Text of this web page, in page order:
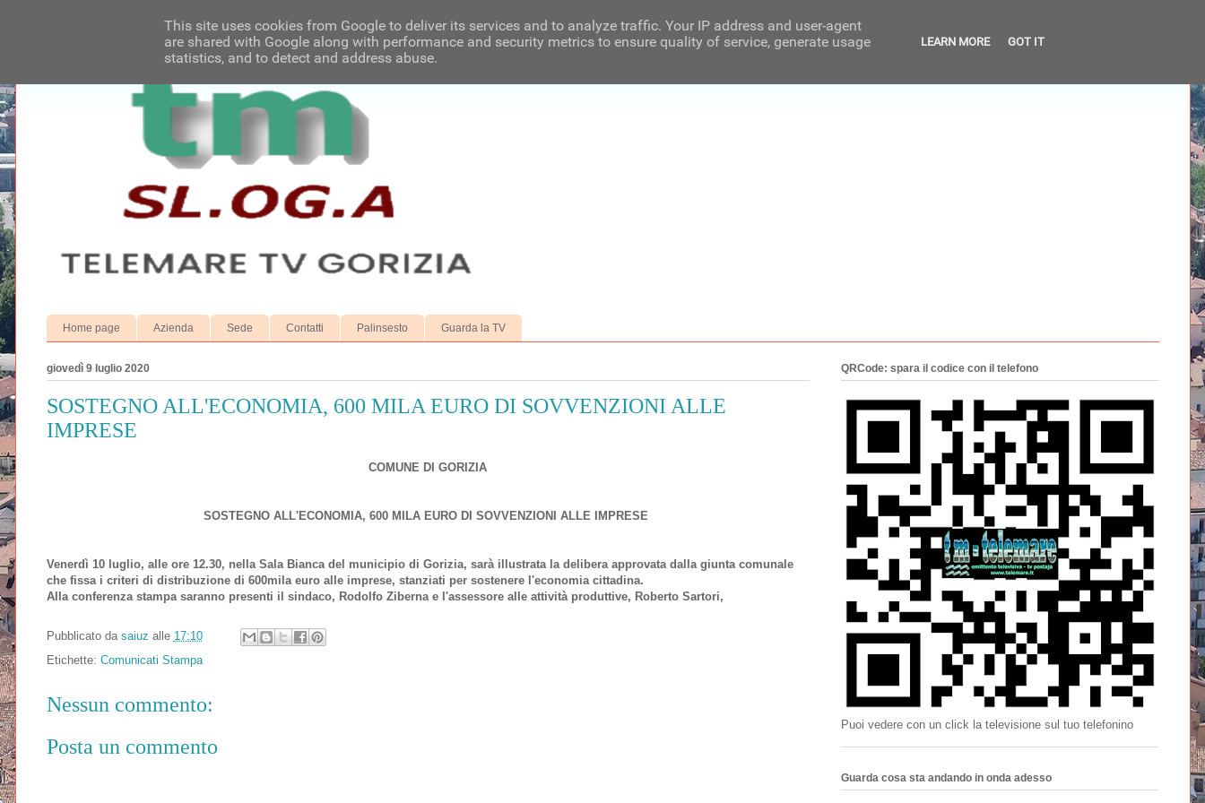
Home page Azienda Sede Contatti Palinsesto Guarda la TV
giovedì 9 luglio 2020
SOSTEGNO ALL'ECONOMIA, 600 MILA EURO DI SOVVENZIONI ALLE
IMPRESE
COMUNE DI GORIZIA
SOSTEGNO ALL'ECONOMIA, 600 MILA EURO DI SOVVENZIONI ALLE IMPRESE
Venerdì 10 luglio, alle ore 12.30, nella Sala Bianca del municipio di Gorizia, sarà illustrata la delibera approvata dalla giunta comunale
che fissa i criteri di distribuzione di 600mila euro alle imprese, stanziati per sostenere l'economia cittadina.
Alla conferenza stampa saranno presenti il sindaco, Rodolfo Ziberna e l'assessore alle attività produttive, Roberto Sartori,
Pubblicato da saiuz alle 17:10
Etichette: Comunicati Stampa
Nessun commento:
Posta un commento
QRCode: spara il codice con il telefono
Puoi vedere con un click la televisione sul tuo telefonino
Guarda cosa sta andando in onda adesso
This site uses cookies from Google to deliver its services and to analyze traffic. Your IP address and user-agent
are shared with Google along with performance and security metrics to ensure quality of service, generate usage
statistics, and to detect and address abuse.
LEARN MORE GOT IT